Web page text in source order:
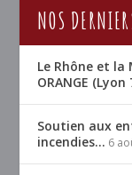
NOS
Le Rhône et
ORANGE
Soutien aux
incendies… 6